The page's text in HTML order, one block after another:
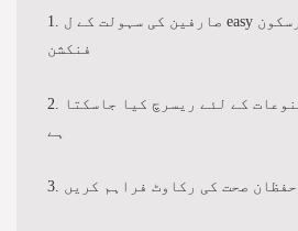
1. صارفین کی سہولت کے ل easy آرام دہ اور پرسکون
فنکشن
2. کثیر استعمال کی مصنوعات کے لئے ریسرچ کیا جاسکتا
ہے
حفظان صحت کی رکاوٹ فراہم کریں